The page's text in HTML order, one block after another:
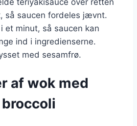
så saucen fordeles jævnt.
et minut, så saucen kan
ind i ingredienserne.
med sesamfrø.
af wok med